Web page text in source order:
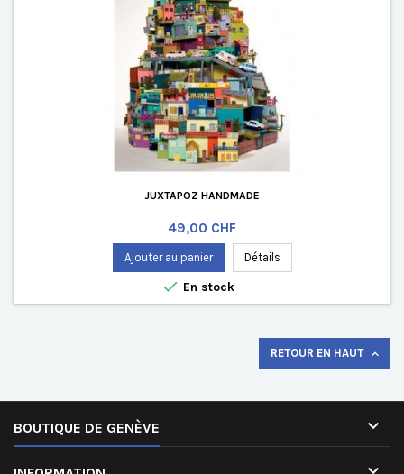
JUXTAPOZ HANDMADE
Prix
49,00 CHF
Ajouter au panier Détails
 En stock
RETOUR EN HAUT 
BOUTIQUE DE GENÈVE 